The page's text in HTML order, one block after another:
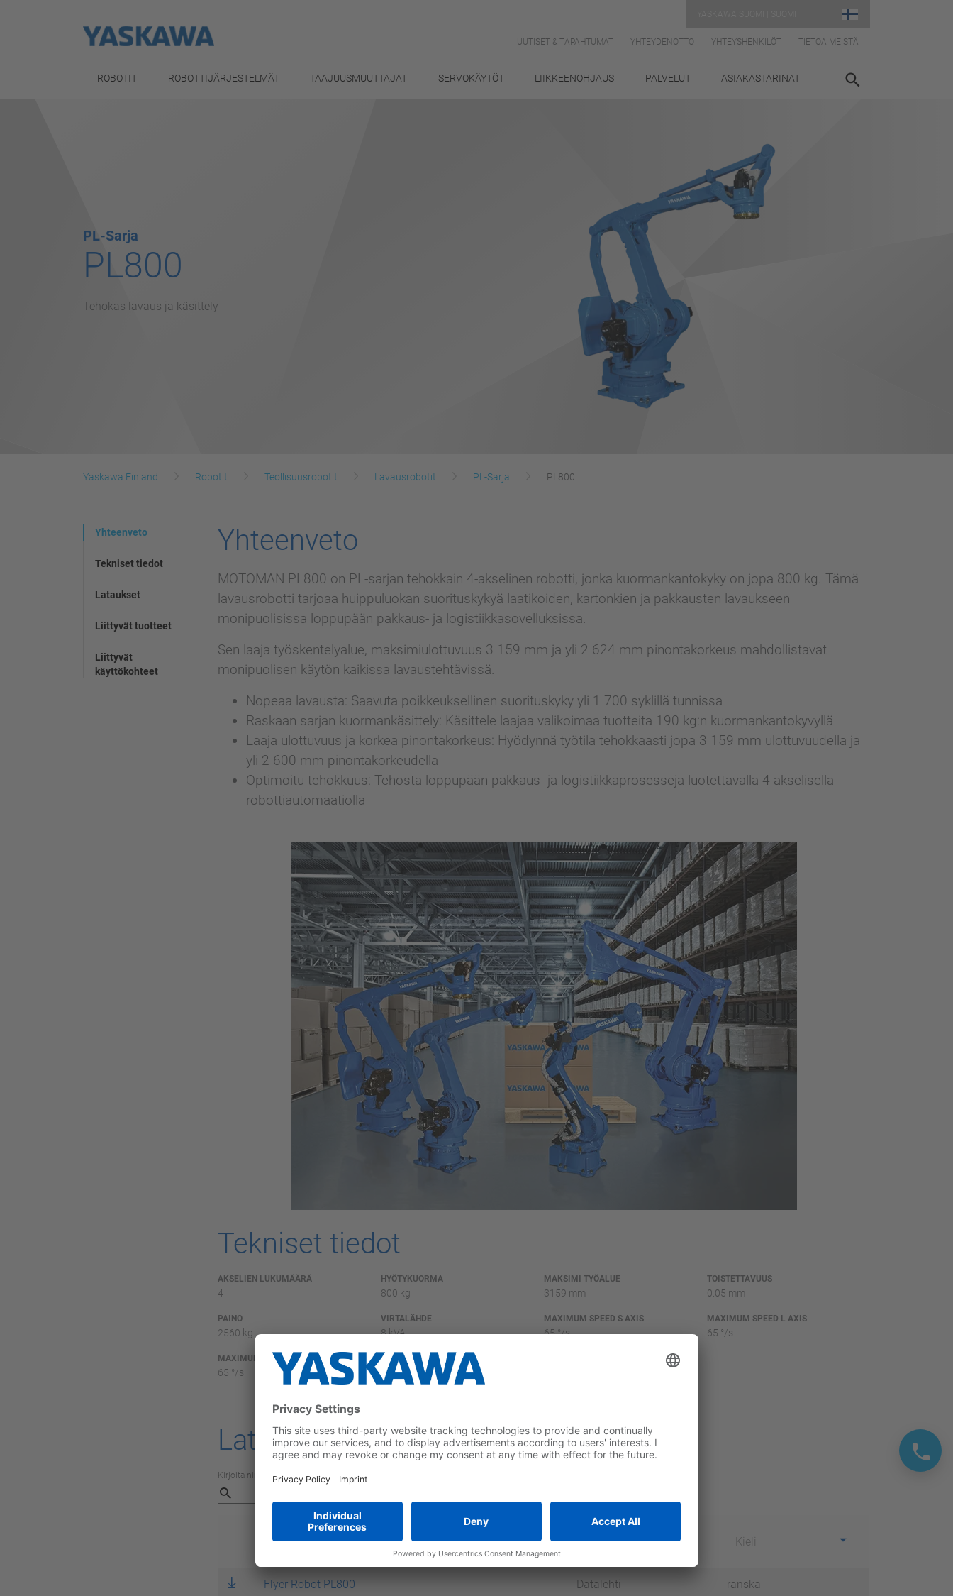
UUTISET & TAPAHTUMAT YHTEYDENOTTO YHTEYSHENKILÖT TIETOA MEISTÄ
ROBOTIT ROBOTTIJÄRJESTELMÄT TAAJUUSMUUTTAJAT SERVOKÄYTÖT LIIKKEENOHJAUS PALVELUT ASIAKASTARINAT
PL-Sarja
PL800
Tehokas lavaus ja käsittely
Yaskawa Finland Robotit Teollisuusrobotit Lavausrobotit PL-Sarja PL800
Yhteenveto
Tekniset tiedot
Lataukset
Liittyvät tuotteet
Liittyvät
käyttökohteet
Yhteenveto
MOTOMAN PL800 on PL-sarjan tehokkain 4-akselinen robotti, jonka kuormankantokyky on jopa 800 kg. Tämä
lavausrobotti tarjoaa huippuluokan suorituskykyä laatikoiden, kartonkien ja pakkausten lavaukseen
monipuolisissa loppupään pakkaus- ja logistiikkasovelluksissa.
Sen laaja työskentelyalue, maksimiulottuvuus 3 159 mm ja yli 2 624 mm pinontakorkeus mahdollistavat
monipuolisen käytön kaikissa lavaustehtävissä.
Nopeaa lavausta: Saavuta poikkeuksellinen suorituskyky yli 1 700 syklillä tunnissa
Raskaan sarjan kuormankäsittely: Käsittele laajaa valikoimaa tuotteita 190 kg:n kuormankantokyvyllä
Laaja ulottuvuus ja korkea pinontakorkeus: Hyödynnä työtila tehokkaasti jopa 3 159 mm ulottuvuudella ja
yli 2 600 mm pinontakorkeudella
Optimoitu tehokkuus: Tehosta loppupään pakkaus- ja logistiikkaprosesseja luotettavalla 4-akselisella
robottiautomaatiolla
Tekniset tiedot
AKSELIEN LUKUMÄÄRÄ
4
HYÖTYKUORMA
800 kg
MAKSIMI TYÖALUE
3159 mm
TOISTETTAVUUS
0.05 mm
PAINO
2560 kg
VIRTALÄHDE
8 kVA
MAXIMUM SPEED S AXIS
65 °/s
MAXIMUM SPEED L AXIS
65 °/s
MAXIMUM SPEED U AXIS
65 °/s
MAXIMUM SPEED T AXIS
125 °/s
Lataukset
Kirjoita nimi, kuvaus, tuote tai avainsanoja
Nimi Kategoria Kieli
Flyer Robot PL800 Datalehti ranska